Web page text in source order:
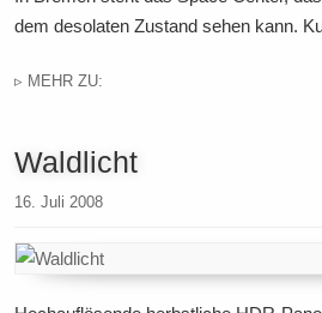
dem desolaten Zustand sehen kann.
▹ MEHR ZU:
Waldlicht
16. Juli 2008